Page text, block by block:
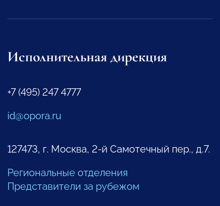
Исполнительная дирекция
+7 (495) 247 4777
id@opora.ru
127473, г. Москва, 2-й Самотечный пер., д.7.
Региональные отделения
Представители за рубежом